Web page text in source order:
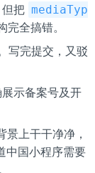
把 mediaTyp
完全搞错。
写完提交，又驳
示备案号及开
上干干净净，
中国小程序需要